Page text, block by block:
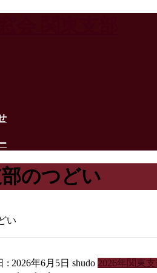
のつどい
い
: 2026年6月5日 shudo 2026年関東